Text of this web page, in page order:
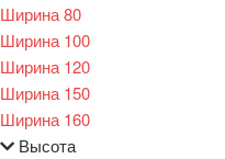
Ширина 80
Ширина 100
Ширина 120
Ширина 150
Ширина 160
Высота